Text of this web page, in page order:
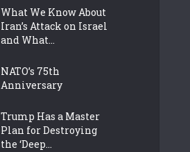
What We Know About
Iran’s Attack on Israel
and What...
NATO’s 75th
Anniversary
Trump Has a Master
Plan for Destroying
the ‘Deep...